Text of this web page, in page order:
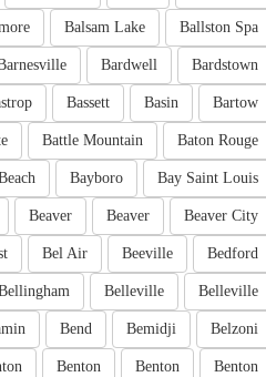
Ballston Spa
Balsam Lake
Bardstown
Bardwell
Bartow
Basin
Bassett
Baton Rouge
Battle Mountain
Bay Saint Louis
Bayboro
Beaver City
Beaver
Beaver
Bedford
Beeville
Bel Air
Belleville
Belleville
Belzoni
Bemidji
Bend
Benton
Benton
Benton